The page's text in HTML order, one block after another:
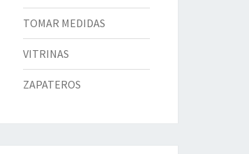
TOMAR MEDIDAS
VITRINAS
ZAPATEROS